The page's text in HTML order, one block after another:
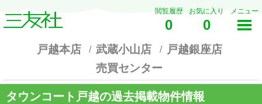
閲覧履歴
0
お気に入り
0
メニュー
戸越本店 武蔵小山店
戸越銀座店
売買センター
タウンコート戸越の過去掲載物件情報